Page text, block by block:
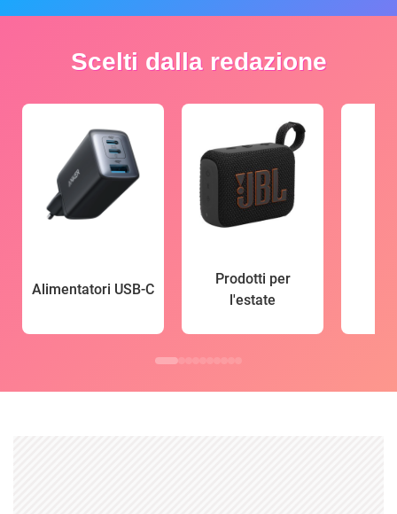
Scelti dalla redazione
Alimentatori USB-C
Prodotti per
l'estate